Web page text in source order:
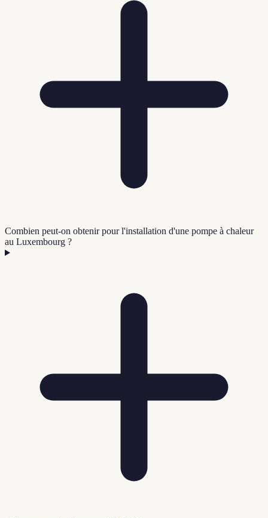
Combien peut-on obtenir pour l'installation d'une pompe à chaleur
au Luxembourg ?